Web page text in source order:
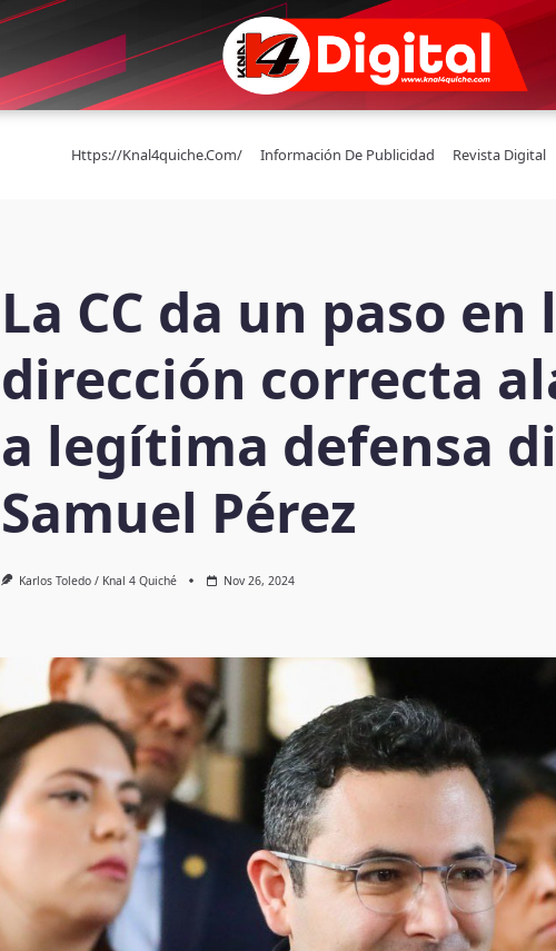
Https://knal4quiche.com/ Información De Publicidad Revista Digital
La CC da un paso en
dirección correcta
a legítima defensa
Samuel Pérez
Karlos Toledo / Knal 4 Quiché Nov 26, 2024